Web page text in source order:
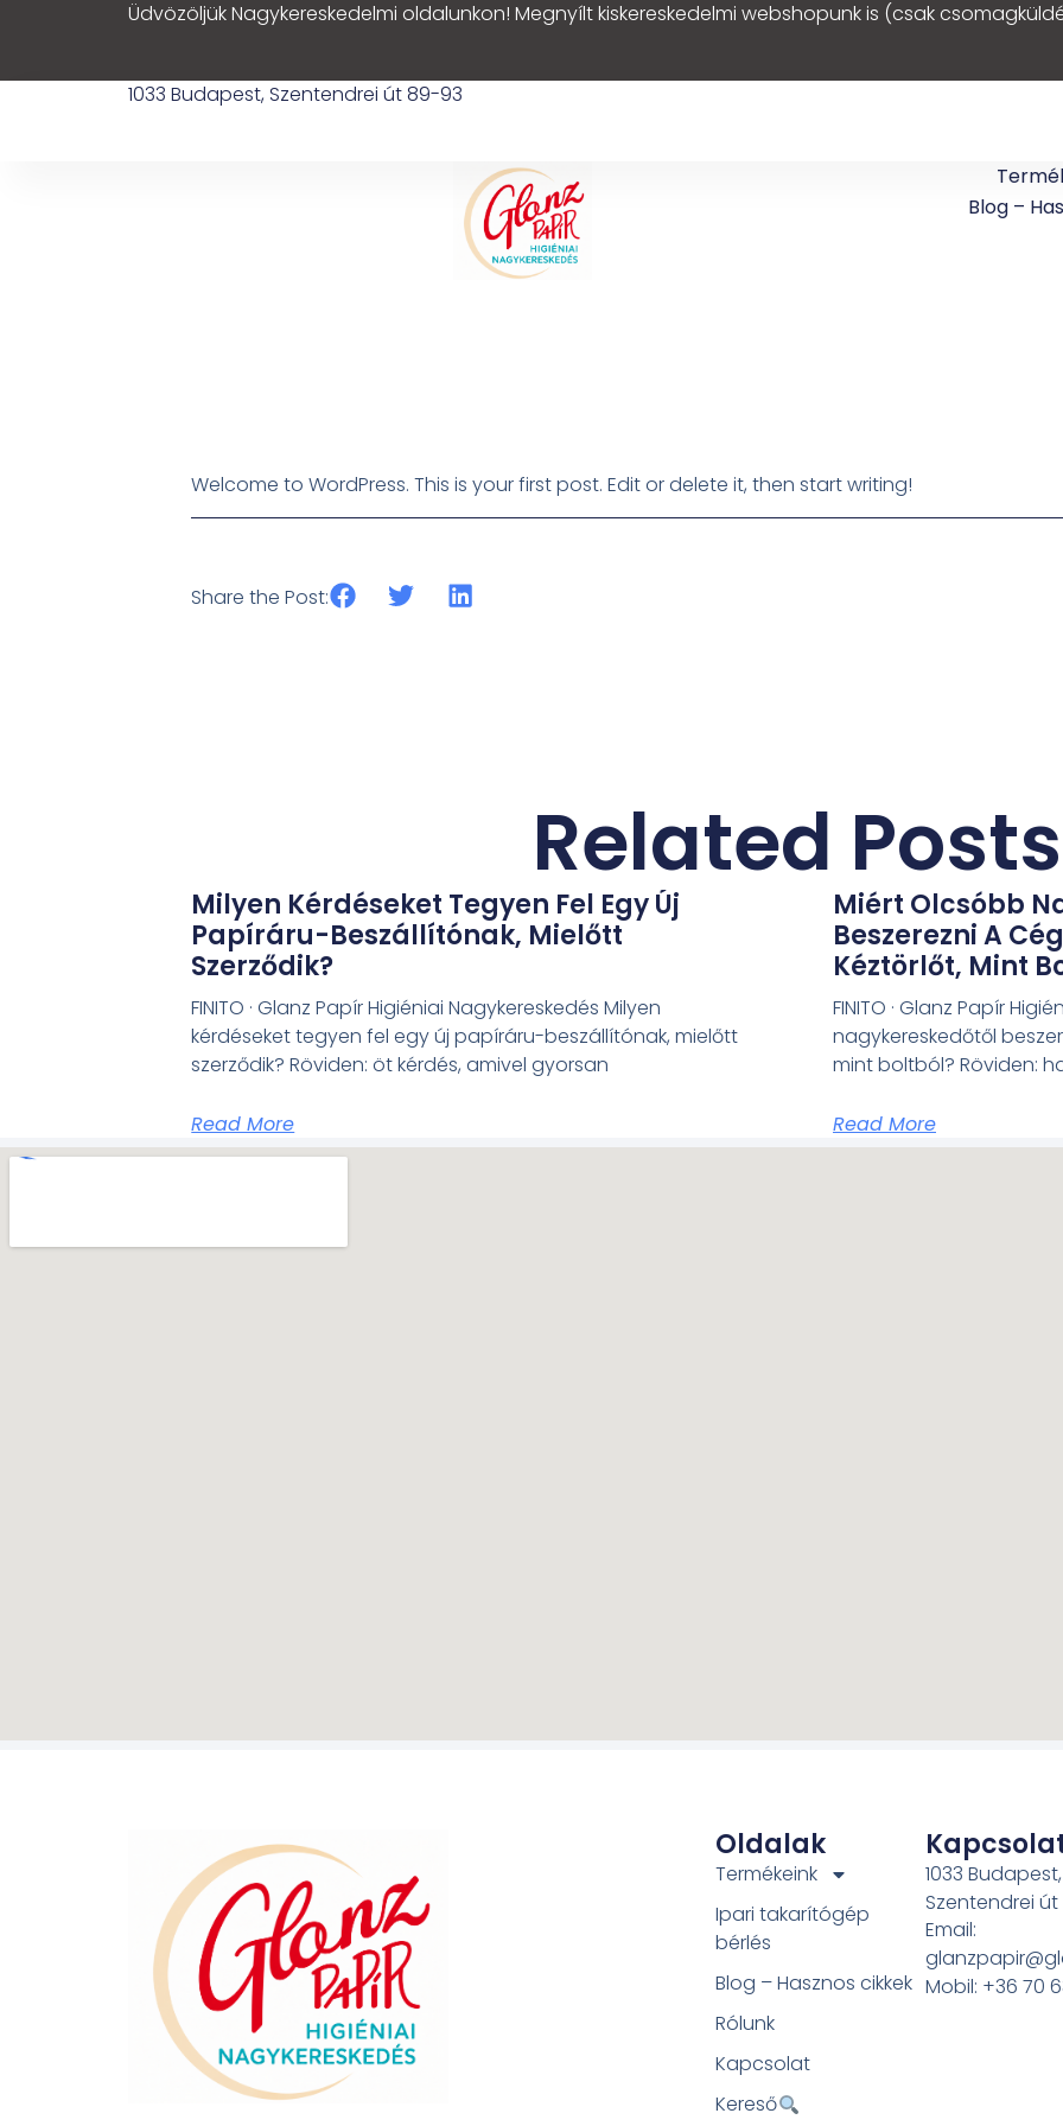
Üdvözöljük Nagykereskedelmi oldalunkon! Megnyílt kiskereskedelmi webshopunk is (csak
1033 Budapest, Szentendrei út 89-93
Blog –
Welcome to WordPress. This is your first post. Edit or delete it, then start writing!
Share the Post:
Related Posts
Milyen Kérdéseket Tegyen Fel Egy Új
Papíráru-Beszállítónak, Mielőtt
Szerződik?
FINITO · Glanz Papír Higiéniai Nagykereskedés Milyen
kérdéseket tegyen fel egy új papíráru-beszállítónak, mielőtt
szerződik? Röviden: öt kérdés, amivel gyorsan
Read More
Miért Olcsóbb
Beszerezni A
Kéztörlőt, Mint
FINITO · Glanz Papír
nagykereskedőtől
mint boltból? Röviden:
Read More
Oldalak
Termékeink
Ipari takarítógép
bérlés
Blog – Hasznos cikkek
Rólunk
Kapcsolat
Kereső
1033 Budapest,
Szentendrei
Email:
Mobil: +36 70